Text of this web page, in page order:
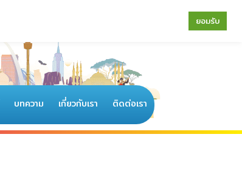
บทความ เกี่ยวกับเรา ติดต่อเรา
ยอมรับ